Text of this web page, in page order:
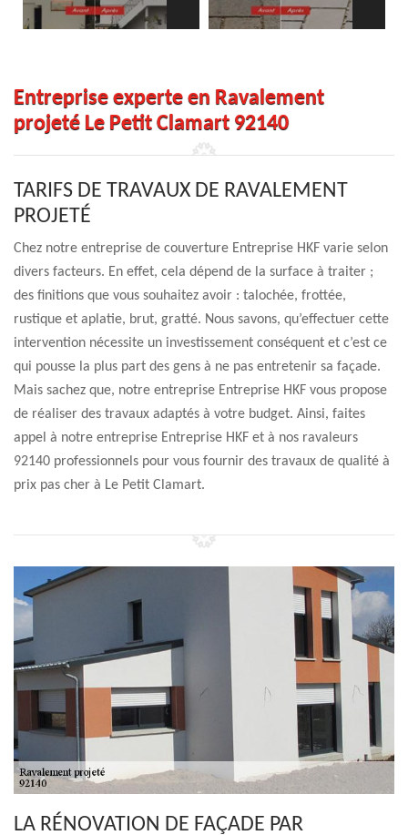
Entreprise experte en Ravalement
projeté Le Petit Clamart 92140
TARIFS DE TRAVAUX DE RAVALEMENT
PROJETÉ
Chez notre entreprise de couverture Entreprise HKF varie selon
divers facteurs. En effet, cela dépend de la surface à traiter ;
des finitions que vous souhaitez avoir : talochée, frottée,
rustique et aplatie, brut, gratté. Nous savons, qu’effectuer cette
intervention nécessite un investissement conséquent et c’est ce
qui pousse la plus part des gens à ne pas entretenir sa façade.
Mais sachez que, notre entreprise Entreprise HKF vous propose
de réaliser des travaux adaptés à votre budget. Ainsi, faites
appel à notre entreprise Entreprise HKF et à nos ravaleurs
92140 professionnels pour vous fournir des travaux de qualité à
prix pas cher à Le Petit Clamart.
LA RÉNOVATION DE FAÇADE PAR